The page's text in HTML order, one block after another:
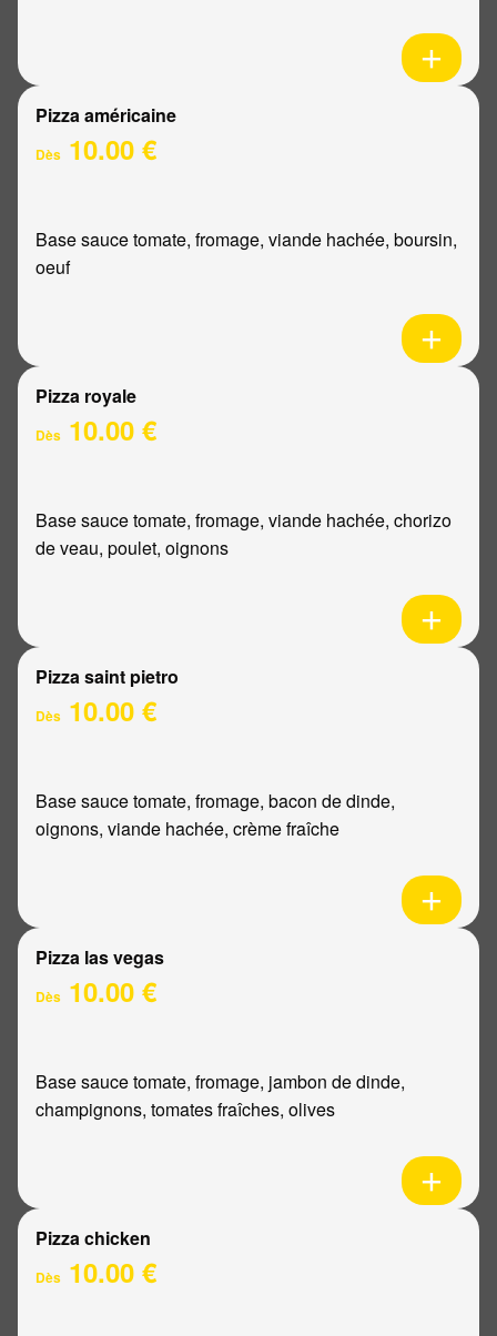
Pizza américaine
Dès 10.00 €
Base sauce tomate, fromage, viande hachée, boursin,
oeuf
Pizza royale
Dès 10.00 €
Base sauce tomate, fromage, viande hachée, chorizo
de veau, poulet, oignons
Pizza saint pietro
Dès 10.00 €
Base sauce tomate, fromage, bacon de dinde,
oignons, viande hachée, crème fraîche
Pizza las vegas
Dès 10.00 €
Base sauce tomate, fromage, jambon de dinde,
champignons, tomates fraîches, olives
Pizza chicken
Dès 10.00 €